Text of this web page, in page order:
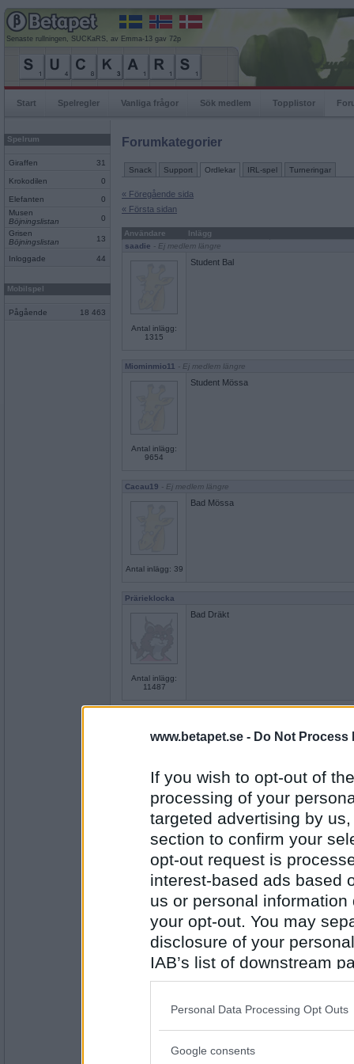
www.betapet.se - Do Not Process
If you wish to opt-out of
processing of your
targeted advertising by
section to confirm your
opt-out request is
interest-based ads based
us or personal
your opt-out. You may
disclosure of your
IAB’s list of downstream
also be disclosed by us
Downstream Participants
Please note that this
Personal Data Processing Opt Outs
Google consents
Senaste rullningen, SUCKaRS, av Emma-13 gav 72p
Start Spelregler Vanliga frågor Sök medlem Topplistor
Spelrum
Giraffen 31
Krokodilen 0
Elefanten
0
Musen
Böjningslistan
0
Grisen
Böjningslistan
13
Inloggade 44
Mobilspel
Pågående 18 463
Forumkategorier
Snack Support Ordlekar IRL-spel Turneringar
« Föregående sida
« Första sidan
Användare
Inlägg
saadie - Ej medlem längre
Antal inlägg:
1315
Student Bal
Miominmio11 - Ej medlem längre
Antal inlägg:
9654
Student Mössa
Cacau19 - Ej medlem längre
Antal inlägg: 39
Bad Mössa
Prärieklocka
Antal inlägg:
11487
Bad Dräkt
Antal inlägg:
9654
Dräkt Jacka
- Ej medlem längre
Antal inlägg:
1315
Miominmio11 - Ej medlem längre